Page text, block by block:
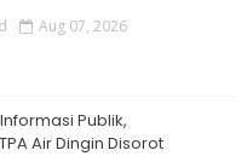
Aug 07, 2026
Publik,
Air Dingin Disorot